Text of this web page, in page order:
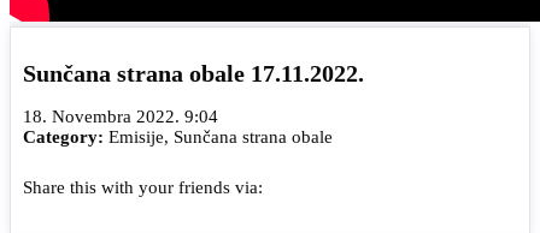
Sunčana strana obale 17.11.2022.
18. Novembra 2022. 9:04
Category: Emisije, Sunčana strana obale
Share this with your friends via: